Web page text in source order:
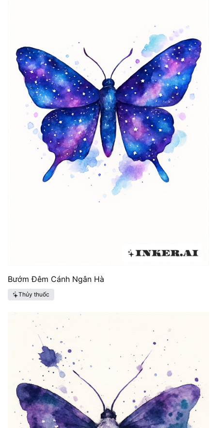
Bướm Đêm Cánh Ngân Hà
Thủy thuốc